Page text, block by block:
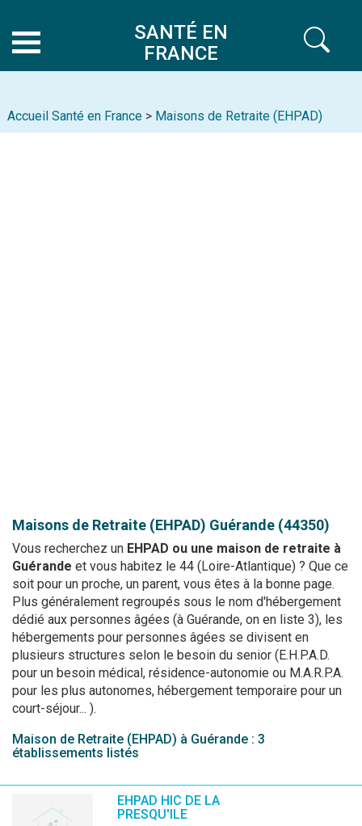
SANTÉ EN
FRANCE
Accueil Santé en France > Maisons de Retraite (EHPAD)
Maisons de Retraite (EHPAD) Guérande (44350)
Vous recherchez un EHPAD ou une maison de retraite à
Guérande et vous habitez le 44 (Loire-Atlantique) ? Que ce
soit pour un proche, un parent, vous êtes à la bonne page.
Plus généralement regroupés sous le nom d'hébergement
dédié aux personnes âgées (à Guérande, on en liste 3), les
hébergements pour personnes âgées se divisent en
plusieurs structures selon le besoin du senior (E.H.P.A.D.
pour un besoin médical, résidence-autonomie ou M.A.R.P.A.
pour les plus autonomes, hébergement temporaire pour un
court-séjour... ).
Maison de Retraite (EHPAD) à Guérande : 3
établissements listés
EHPAD HIC DE LA
PRESQU'ILE